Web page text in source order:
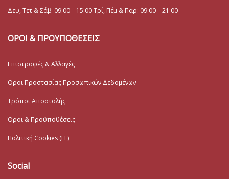
Δευ, Τετ & Σάβ: 09:00 – 15:00 Τρί, Πέμ & Παρ: 09:00 – 21:00
ΟΡΟΙ & ΠΡΟΥΠΟΘΕΣΕΙΣ
Επιστροφές & Αλλαγές
Όροι Προστασίας Προσωπικών Δεδομένων
Τρόποι Αποστολής
Όροι & Προϋποθέσεις
Πολιτική Cookies (ΕΕ)
Social